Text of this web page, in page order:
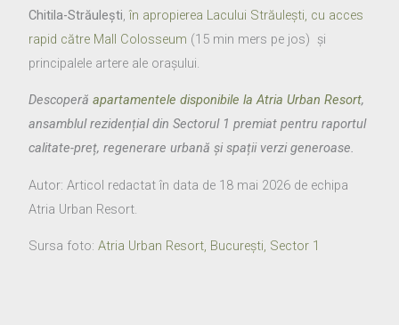
Chitila-Străulești ,în apropierea Lacului Străulești, cu acces
rapid către Mall Colosseum (15 min mers pe jos) și
principalele artere ale orașului.
Descoperăapartamentele disponibile la Atria Urban Resort,
ansamblul rezidențial din Sectorul 1 premiat pentru raportul
calitate-preț, regenerare urbană și spații verzi generoase.
Autor: Articol redactat în data de 18 mai 2026 de echipa
Atria Urban Resort.
Sursa foto:Atria Urban Resort, București, Sector 1